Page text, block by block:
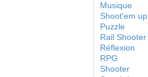
Musique
Shoot'em up
Puzzle
Rail Shooter
Réflexion
RPG
Shooter